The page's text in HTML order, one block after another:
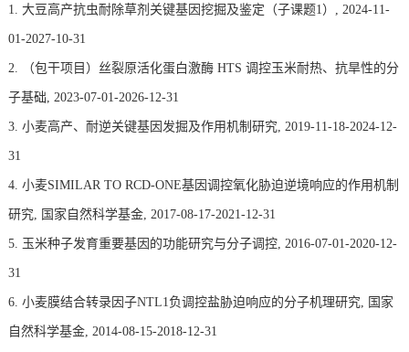
1. 大豆高产抗虫耐除草剂关键基因挖掘及鉴定（子课题1）, 2024-11-
01-2027-10-31
2. （包干项目）丝裂原活化蛋白激酶 HTS 调控玉米耐热、抗旱性的分
子基础, 2023-07-01-2026-12-31
3. 小麦高产、耐逆关键基因发掘及作用机制研究, 2019-11-18-2024-12-
31
4. 小麦SIMILAR TO RCD-ONE基因调控氧化胁迫逆境响应的作用机制
研究, 国家自然科学基金, 2017-08-17-2021-12-31
5. 玉米种子发育重要基因的功能研究与分子调控, 2016-07-01-2020-12-
31
6. 小麦膜结合转录因子NTL1负调控盐胁迫响应的分子机理研究, 国家
自然科学基金, 2014-08-15-2018-12-31